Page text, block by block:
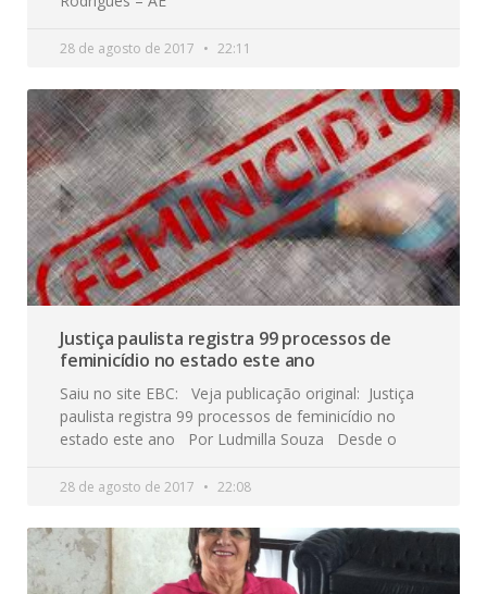
28 de agosto de 2017 22:11
Justiça paulista registra 99 processos de
feminicídio no estado este ano
Saiu no site EBC: Veja publicação original: Justiça
paulista registra 99 processos de feminicídio no
estado este ano Por Ludmilla Souza Desde o
28 de agosto de 2017 22:08